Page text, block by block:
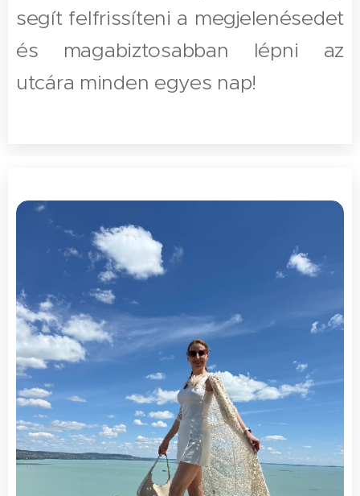
segít felfrissíteni a megjelenésedet
és magabiztosabban lépni az
utcára minden egyes nap!